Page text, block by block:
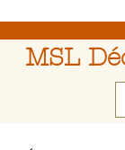
MSL